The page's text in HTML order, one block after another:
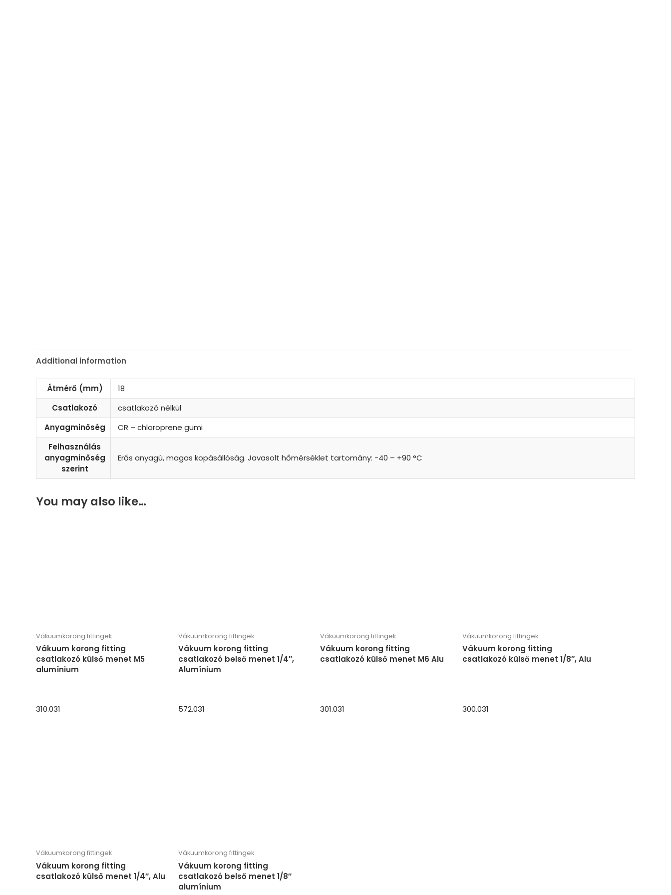
Additional information
Átmérő (mm)
18
Csatlakozó
csatlakozó nélkül
Anyagminőség
CR – chloroprene gumi
Felhasználás
anyagminőség
szerint
Erős anyagú, magas kopásállóság. Javasolt hőmérséklet tartomány: -40 – +90 °C
You may also like…
Vákuumkorong fittingek
Vákuum korong fitting
csatlakozó külső menet M5
alumínium
310.031
Vákuumkorong fittingek
Vákuum korong fitting
csatlakozó belső menet 1/4″,
Alumínium
572.031
Vákuumkorong fittingek
Vákuum korong fitting
csatlakozó külső menet M6 Alu
301.031
Vákuumkorong fittingek
Vákuum korong fitting
csatlakozó külső menet 1/8″, Alu
300.031
Vákuumkorong fittingek
Vákuum korong fitting
csatlakozó külső menet 1/4″, Alu
Vákuumkorong fittingek
Vákuum korong fitting
csatlakozó belső menet 1/8″
alumínium